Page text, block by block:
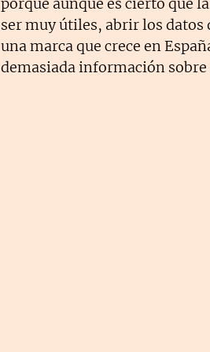
ser muy útiles, abrir los datos
una marca que crece en
demasiada información